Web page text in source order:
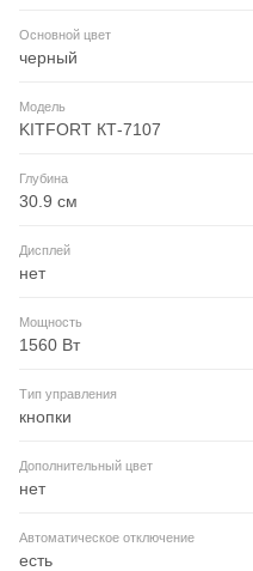
Основной цвет
черный
Модель
KITFORT КТ-7107
Глубина
30.9 см
Дисплей
нет
Мощность
1560 Вт
Тип управления
кнопки
Дополнительный цвет
нет
Автоматическое отключение
есть